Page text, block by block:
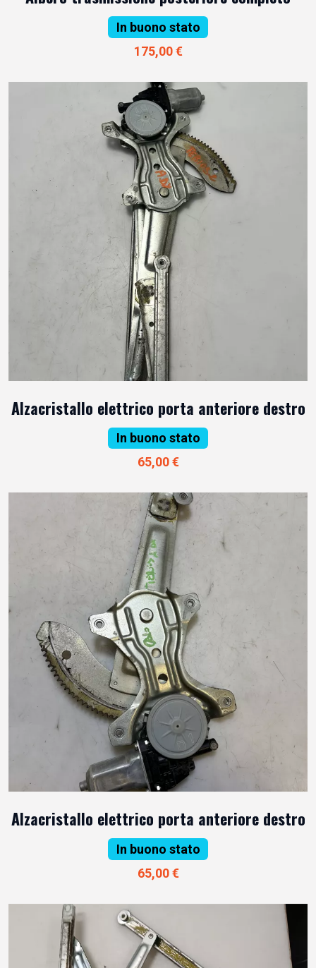
In buono stato
175,00 €
Alzacristallo elettrico porta anteriore destro
In buono stato
65,00 €
Alzacristallo elettrico porta anteriore destro
In buono stato
65,00 €